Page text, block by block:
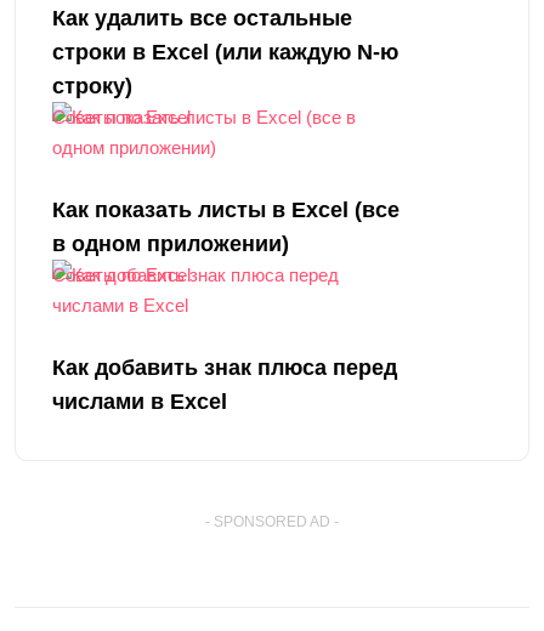
Как удалить все остальные
строки в Excel (или каждую N-ю
строку)
Советы по Excel
Как показать листы в Excel (все
в одном приложении)
Советы по Excel
Как добавить знак плюса перед
числами в Excel
- SPONSORED AD -